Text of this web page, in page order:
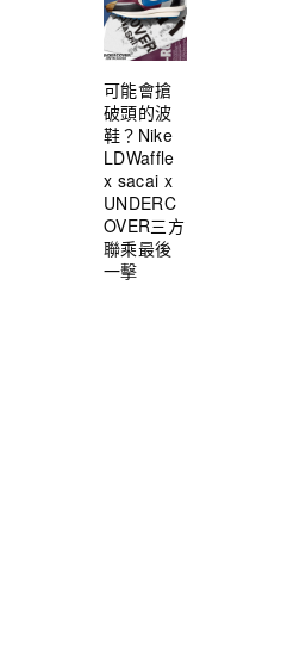
可能會搶
破頭的波
鞋？Nike
LDWaffle
x sacai x
UNDERC
OVER三方
聯乘最後
一擊